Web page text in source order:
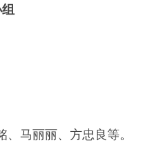
马丽丽、方忠良等。